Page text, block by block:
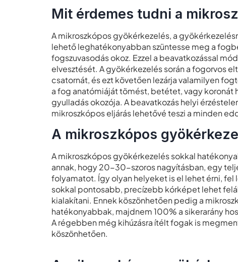
Mit érdemes tudni a
A mikroszkópos gyökérkezelés, a
lehető leghatékonyabban szüntesse meg a
fogszuvasodás okoz. Ezzel a beavatkozással
elvesztését. A gyökérkezelés során a fogorvos
csatornát, és ezt követően lezárja valamilyen
a fog anatómiáját tömést, betétet, vagy koronát
gyulladás okozója. A beavatkozás helyi
mikroszkópos eljárás lehetővé teszi a minden
A mikroszkópos
A mikroszkópos gyökérkezelés sokkal
annak, hogy 20-30-szoros nagyításban, egy
folyamatot. Így olyan helyeket is el lehet érni,
sokkal pontosabb, precízebb kórképet lehet
kialakítani. Ennek köszönhetően pedig a
hatékonyabbak, majdnem 100% a sikerarány
A régebben még kihúzásra ítélt fogak is
köszönhetően.